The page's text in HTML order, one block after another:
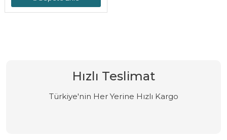
Hızlı Teslimat
Türkiye'nin Her Yerine Hızlı Kargo